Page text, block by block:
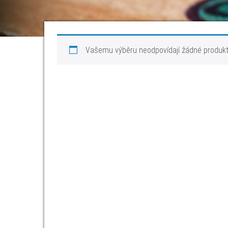
Vašemu výběru neodpovídají žádné